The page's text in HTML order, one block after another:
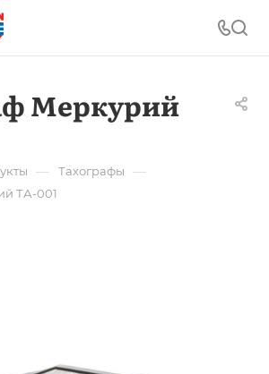
Меркурий
— Тахографы —
ТА-001